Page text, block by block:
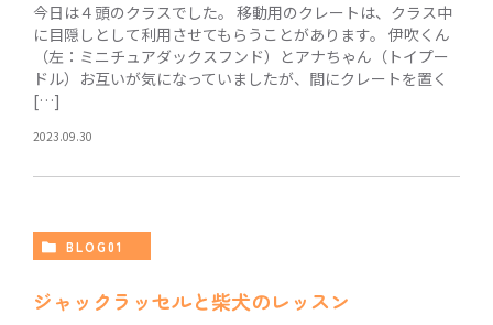
今日は４頭のクラスでした。 移動用のクレートは、クラス中
に目隠しとして利用させてもらうことがあります。 伊吹くん
（左：ミニチュアダックスフンド）とアナちゃん（トイプー
ドル）お互いが気になっていましたが、間にクレートを置く
[…]
2023.09.30
BLOG01
ジャックラッセルと柴犬のレッスン